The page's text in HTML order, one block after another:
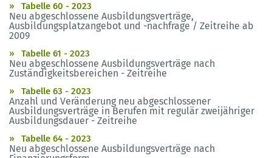
Tabelle 60 - 2023
Neu abgeschlossene Ausbildungsverträge,
Ausbildungsplatzangebot und -nachfrage / Zeitreihe ab
2009
Tabelle 61 - 2023
Neu abgeschlossene Ausbildungsverträge nach
Zuständigkeitsbereichen - Zeitreihe
Tabelle 63 - 2023
Anzahl und Veränderung neu abgeschlossener
Ausbildungsverträge in Berufen mit regulär zweijähriger
Ausbildungsdauer - Zeitreihe
Tabelle 64 - 2023
Neu abgeschlossene Ausbildungsverträge nach